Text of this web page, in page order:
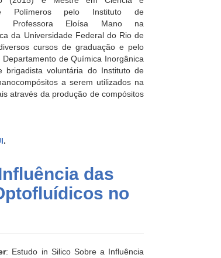
Polímeros pelo Instituto de
Professora Eloísa Mano na
da Universidade Federal do Rio de
cursos de graduação e pelo
de Química Inorgânica
voluntária do Instituto de
a serem utilizados na
através da produção de compósitos
.
das
no
: Estudo in Silico Sobre a Influência